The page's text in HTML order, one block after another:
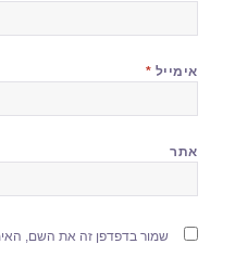
אימייל *
אתר
שמור בדפדפן זה את השם,